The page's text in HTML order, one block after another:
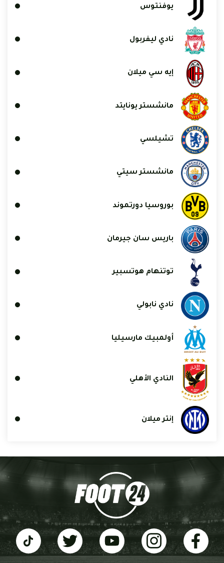
يوفنتوس
نادي ليفربول
إيه سي ميلان
مانشستر يونايتد
تشيلسي
مانشستر سيتي
بوروسيا دورتموند
باريس سان جيرمان
توتنهام هوتسبير
نادي نابولي
أولمبيك مارسيليا
النادي الأهلي
إنتر ميلان